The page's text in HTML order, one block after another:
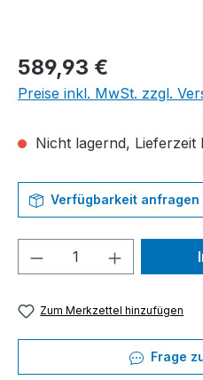
Regulärer Preis:
589,93 €
Preise inkl. MwSt. zzgl.
Nicht lagernd, Lieferzeit
Verfügbarkeit anfragen
Produkt Anzahl:
Zum Merkzettel hinzufügen
Frage